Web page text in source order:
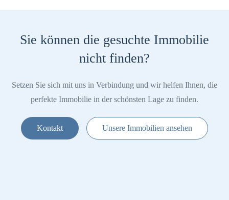
Sie können die gesuchte Immobilie
nicht finden?
Setzen Sie sich mit uns in Verbindung und wir helfen Ihnen, die
perfekte Immobilie in der schönsten Lage zu finden.
Kontakt Unsere Immobilien ansehen